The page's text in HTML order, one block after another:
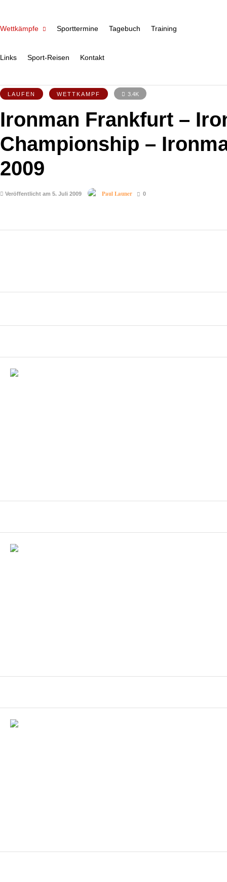
Wettkämpfe Sporttermine Tagebuch Training
Links Sport-Reisen Kontakt
LAUFEN WETTKAMPF 3.4K
Ironman Frankfurt –
Championship –
2009
Veröffentlicht am 5. Juli 2009 Paul Launer 0